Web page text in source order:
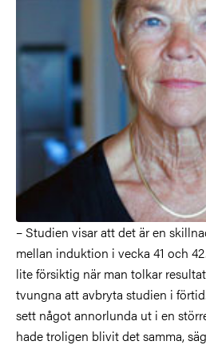
– Studien visar att det är en
mellan induktion i vecka 41 och
lite försiktig när man tolkar
tvungna att avbryta studien i
sett något annorlunda ut i en
hade troligen blivit det samma,